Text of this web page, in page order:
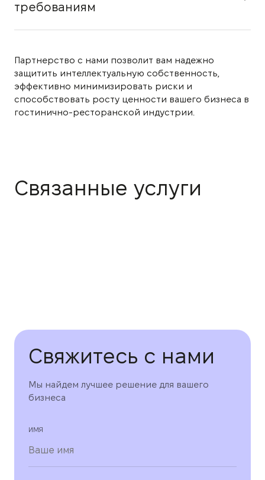
требованиям
Партнерство с нами позволит вам надежно
защитить интеллектуальную собственность,
эффективно минимизировать риски и
способствовать росту ценности вашего бизнеса в
гостинично-ресторанской индустрии.
Связанные услуги
Свяжитесь с нами
Мы найдем лучшее решение для вашего
бизнеса
ИМЯ